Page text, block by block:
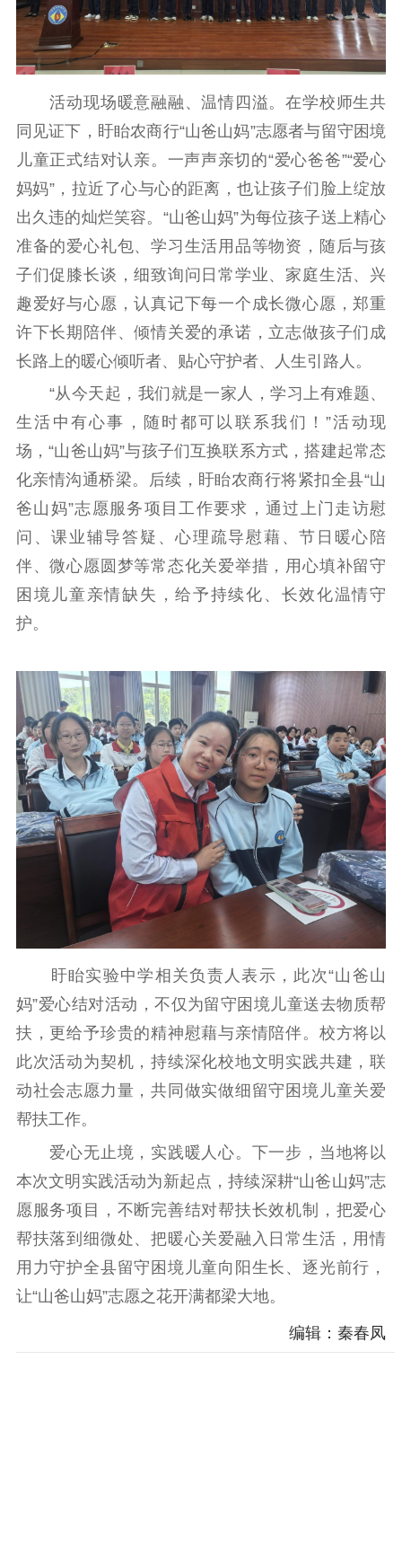
紫金文化艺术节
品牌活动 紫艺舞台
精神文明
文明创建 文明实践
文明培育
先进典型
社会宣传
思想政治教育 爱国主义教育
全民国防教育
红色资源保护利
用
新闻出版
精品出版 全民阅读
出版监管
扫黄打非
电影工作
电影创作 电影市场
机关党建
党建要闻 学习在线
文化人才
公共服务
新时代公民素养
提升资源库
新闻出版
政务服务
作品著作权
登记服务
科研创新
服务管理平台
智库服务
管理平台
文艺创作
服务管理
文化产业
统计分析
数字出版
审读服务
新闻发布工作备
案管理系统
电影
服务
理论宣讲
共建共享平台
政工继续教育学
习平台
责任编辑注册
业务申报系统
活动现场暖意融融、温情四溢。在学校师生共
同见证下，盱眙农商行“山爸山妈”志愿者与留守困境
儿童正式结对认亲。一声声亲切的“爱心爸爸”“爱心
妈妈”，拉近了心与心的距离，也让孩子们脸上绽放
出久违的灿烂笑容。“山爸山妈”为每位孩子送上精心
准备的爱心礼包、学习生活用品等物资，随后与孩
子们促膝长谈，细致询问日常学业、家庭生活、兴
趣爱好与心愿，认真记下每一个成长微心愿，郑重
许下长期陪伴、倾情关爱的承诺，立志做孩子们成
长路上的暖心倾听者、贴心守护者、人生引路人。
“从今天起，我们就是一家人，学习上有难题、
生活中有心事，随时都可以联系我们！”活动现
场，“山爸山妈”与孩子们互换联系方式，搭建起常态
化亲情沟通桥梁。后续，盱眙农商行将紧扣全县“山
爸山妈”志愿服务项目工作要求，通过上门走访慰
问、课业辅导答疑、心理疏导慰藉、节日暖心陪
伴、微心愿圆梦等常态化关爱举措，用心填补留守
困境儿童亲情缺失，给予持续化、长效化温情守
护。
盱眙实验中学相关负责人表示，此次“山爸山
妈”爱心结对活动，不仅为留守困境儿童送去物质帮
扶，更给予珍贵的精神慰藉与亲情陪伴。校方将以
此次活动为契机，持续深化校地文明实践共建，联
动社会志愿力量，共同做实做细留守困境儿童关爱
帮扶工作。
爱心无止境，实践暖人心。下一步，当地将以
本次文明实践活动为新起点，持续深耕“山爸山妈”志
愿服务项目，不断完善结对帮扶长效机制，把爱心
帮扶落到细微处、把暖心关爱融入日常生活，用情
用力守护全县留守困境儿童向阳生长、逐光前行，
让“山爸山妈”志愿之花开满都梁大地。
编辑：秦春凤